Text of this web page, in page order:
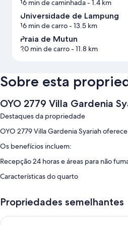
16 min de caminhada- 1.4 km
Universidade de Lampung
16 min de carro- 13.5 km
Praia de Mutun
20 min de carro- 11.8 km
Sobre esta
OYO 2779 Villa Gardenia
Destaques da propriedade
OYO 2779 Villa Gardenia Syariah
Os benefícios incluem:
Recepção 24 horas e áreas para não
Características do quarto
extras como ar-condicionado.
Outras comodidades incluem:
Propriedades semelhantes
Hotel O Badar Guest House Syariah